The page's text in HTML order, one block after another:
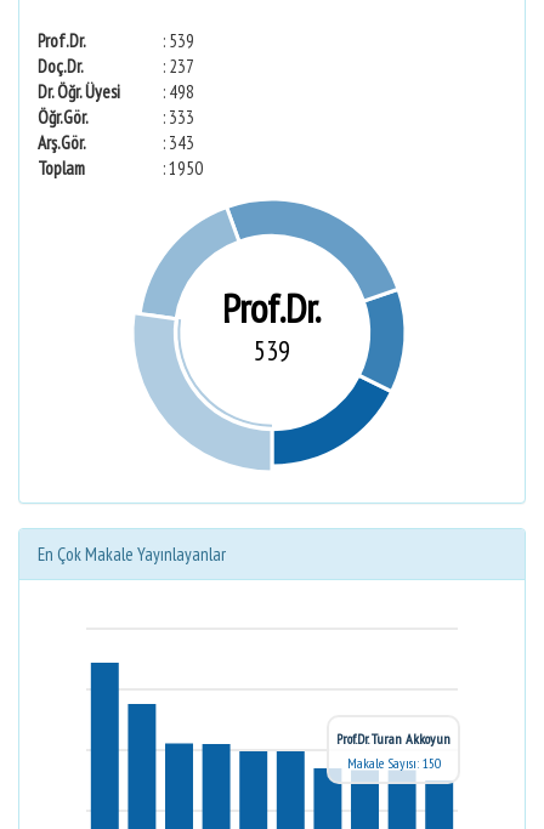
Prof.Dr.
: 539
Doç.Dr.
: 237
Dr. Öğr. Üyesi
: 498
Öğr.Gör.
: 333
Arş.Gör.
: 343
Toplam
: 1950
Prof.Dr.
539
En Çok Makale Yayınlayanlar
Prof.Dr. Turan Akkoyun
Makale Sayısı: 150